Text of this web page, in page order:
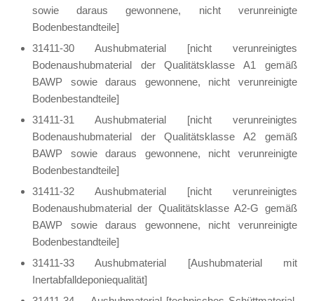
sowie daraus gewonnene, nicht verunreinigte
Bodenbestandteile]
31411-30 Aushubmaterial [nicht verunreinigtes
Bodenaushubmaterial der Qualitätsklasse A1 gemäß
BAWP sowie daraus gewonnene, nicht verunreinigte
Bodenbestandteile]
31411-31 Aushubmaterial [nicht verunreinigtes
Bodenaushubmaterial der Qualitätsklasse A2 gemäß
BAWP sowie daraus gewonnene, nicht verunreinigte
Bodenbestandteile]
31411-32 Aushubmaterial [nicht verunreinigtes
Bodenaushubmaterial der Qualitätsklasse A2-G gemäß
BAWP sowie daraus gewonnene, nicht verunreinigte
Bodenbestandteile]
31411-33 Aushubmaterial [Aushubmaterial mit
Inertabfalldeponiequalität]